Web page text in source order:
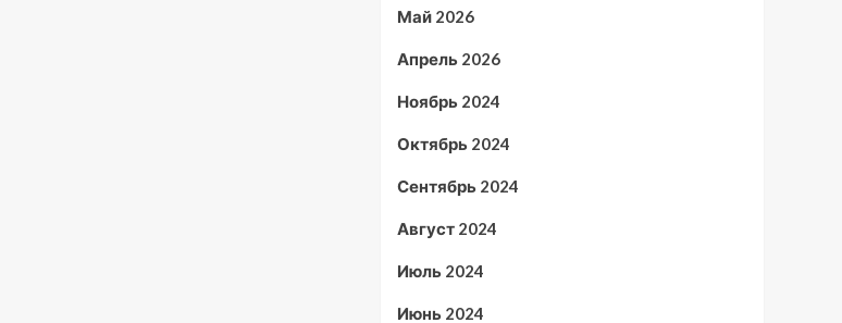
Май 2026
Апрель 2026
Ноябрь 2024
Октябрь 2024
Сентябрь 2024
Август 2024
Июль 2024
Июнь 2024